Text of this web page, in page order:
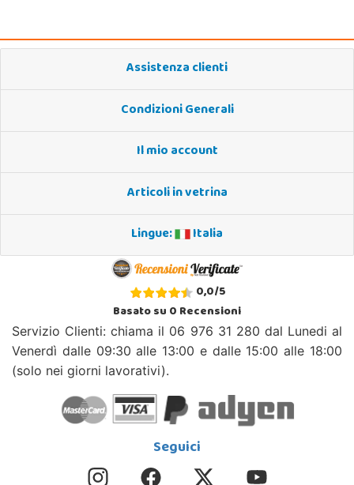
Assistenza clienti
Condizioni Generali
Il mio account
Articoli in vetrina
Lingue:
Italia
0,0/5
Basato su0Recensioni
Servizio Clienti: chiama il 06 976 31 280 dal Lunedi al
Venerdì dalle 09:30 alle 13:00 e dalle 15:00 alle 18:00
(solo nei giorni lavorativi).
Seguici